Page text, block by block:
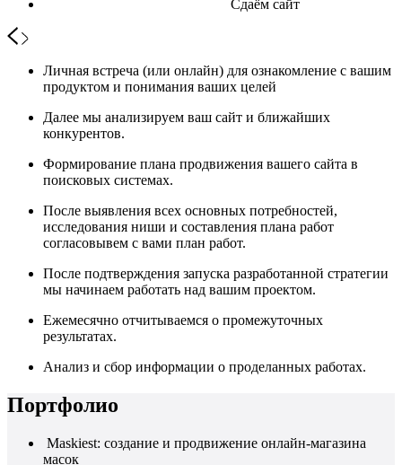
Сдаём сайт
Личная встреча (или онлайн) для ознакомление с вашим
продуктом и понимания ваших целей
Далее мы анализируем ваш сайт и ближайших
конкурентов.
Формирование плана продвижения вашего сайта в
поисковых системах.
После выявления всех основных потребностей,
исследования ниши и составления плана работ
согласовывем с вами план работ.
После подтверждения запуска разработанной стратегии
мы начинаем работать над вашим проектом.
Ежемесячно отчитываемся о промежуточных
результатах.
Анализ и сбор информации о проделанных работах.
Портфолио
Maskiest: создание и продвижение онлайн-магазина
масок